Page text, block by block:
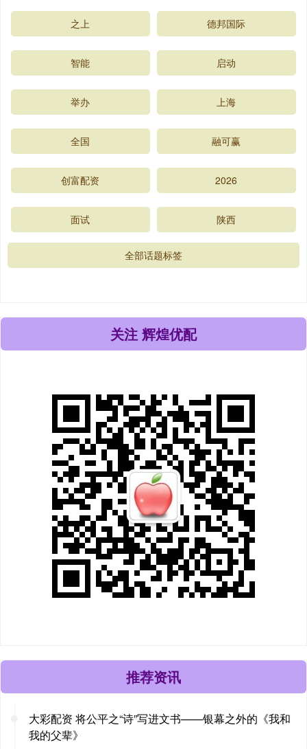
之上 德邦国际
智能 启动
举办 上海
全国 融可赢
创富配资 2026
面试 陕西
全部话题标签
关注 辉煌优配
推荐资讯
大彩配资 将公平之“诗”写进文书——银幕之外的《我和
我的父辈》